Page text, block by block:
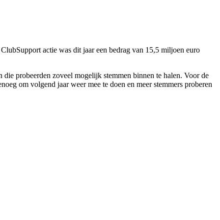
actie was dit jaar een bedrag van 15,5 miljoen euro
probeerden zoveel mogelijk stemmen binnen te halen. Voor de
om volgend jaar weer mee te doen en meer stemmers proberen